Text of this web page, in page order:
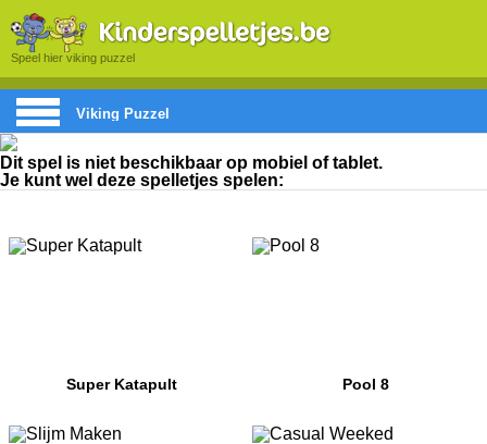
Speel hier viking puzzel
Viking Puzzel
Dit spel is niet beschikbaar op mobiel of tablet.
Je kunt wel deze spelletjes spelen:
Super Katapult Pool 8